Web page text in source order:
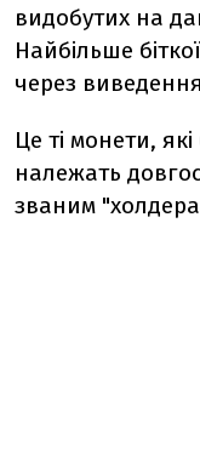
видобутих на
Найбільше
через виведення
Це ті монети,
належать
званим